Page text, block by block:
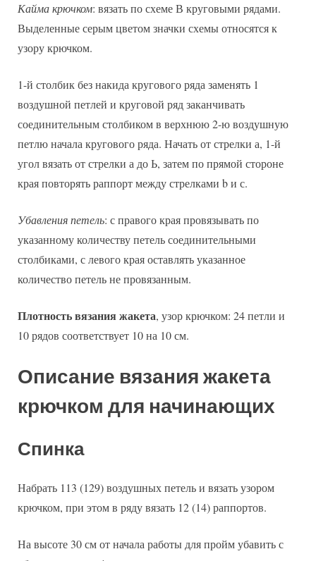
Кайма крючком: вязать по схеме В круговыми рядами.
Выделенные серым цветом значки схемы относятся к
узору крючком.
1-й столбик без накида кругового ряда заменять 1
воздушной петлей и круговой ряд заканчивать
соединительным столбиком в верхнюю 2-ю воздушную
петлю начала кругового ряда. Начать от стрелки а, 1-й
угол вязать от стрелки а до Ь, затем по прямой стороне
края повторять раппорт между стрелками b и с.
Убавления петель: с правого края провязывать по
указанному количеству петель соединительными
столбиками, с левого края оставлять указанное
количество петель не провязанным.
Плотность вязания жакета, узор крючком: 24 петли и
10 рядов соответствует 10 на 10 см.
Описание вязания жакета
крючком для начинающих
Спинка
Набрать 113 (129) воздушных петель и вязать узором
крючком, при этом в ряду вязать 12 (14) раппортов.
На высоте 30 см от начала работы для пройм убавить с